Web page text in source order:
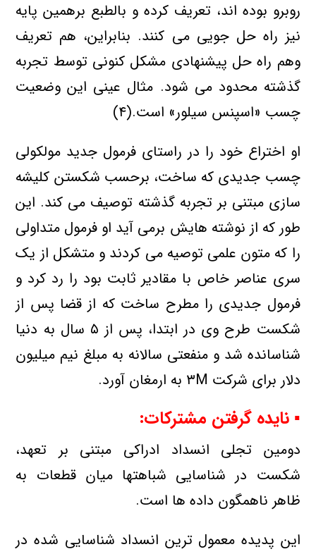
روبرو بوده اند، تعریف كرده و بالطبع برهمین پایه
نیز راه حل جویی می كنند. بنابراین، هم تعریف
وهم راه حل پیشنهادی مشكل كنونی توسط تجربه
گذشته محدود می شود. مثال عینی این وضعیت
چسب «اسپنس سیلور» است.(۴)
او اختراع خود را در راستای فرمول جدید مولكولی
چسب جدیدی كه ساخت، برحسب شكستن كلیشه
سازی مبتنی بر تجربه گذشته توصیف می كند. این
طور كه از نوشته هایش برمی آید او فرمول متداولی
را كه متون علمی توصیه می كردند و متشكل از یك
سری عناصر خاص با مقادیر ثابت بود را رد كرد و
فرمول جدیدی را مطرح ساخت كه از قضا پس از
شكست طرح وی در ابتدا، پس از ۵ سال به دنیا
شناسانده شد و منفعتی سالانه به مبلغ نیم میلیون
دلار برای شركت ۳M به ارمغان آورد.
▪ نایده گرفتن مشتركات:
دومین تجلی انسداد ادراكی مبتنی بر تعهد،
شكست در شناسایی شباهتها میان قطعات به
ظاهر ناهمگون داده ها است.
این پدیده معمول ترین انسداد شناسایی شده در